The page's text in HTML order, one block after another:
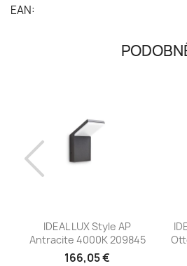
EAN:
IDEAL LUX Style AP
Antracite 4000K 209845
166,05 €